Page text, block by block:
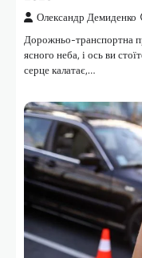
Олександр Демиденко
Дорожньо-транспортна
ясного неба, і ось ви
серце калатає,…